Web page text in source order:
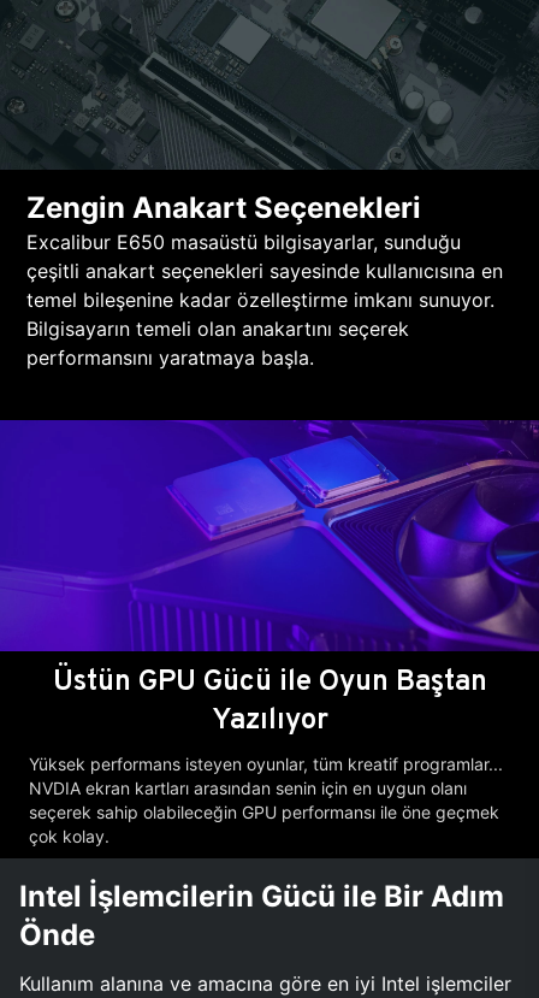
Zengin Anakart Seçenekleri
Excalibur E650 masaüstü bilgisayarlar, sunduğu
çeşitli anakart seçenekleri sayesinde kullanıcısına en
temel bileşenine kadar özelleştirme imkanı sunuyor.
Bilgisayarın temeli olan anakartını seçerek
performansını yaratmaya başla.
Üstün GPU Gücü ile Oyun Baştan
Yazılıyor
Yüksek performans isteyen oyunlar, tüm kreatif programlar...
NVDIA ekran kartları arasından senin için en uygun olanı
seçerek sahip olabileceğin GPU performansı ile öne geçmek
çok kolay.
Intel İşlemcilerin Gücü ile Bir Adım
Önde
Kullanım alanına ve amacına göre en iyi Intel işlemciler